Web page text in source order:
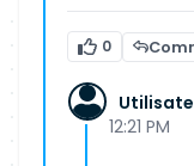
0
12:21 PM